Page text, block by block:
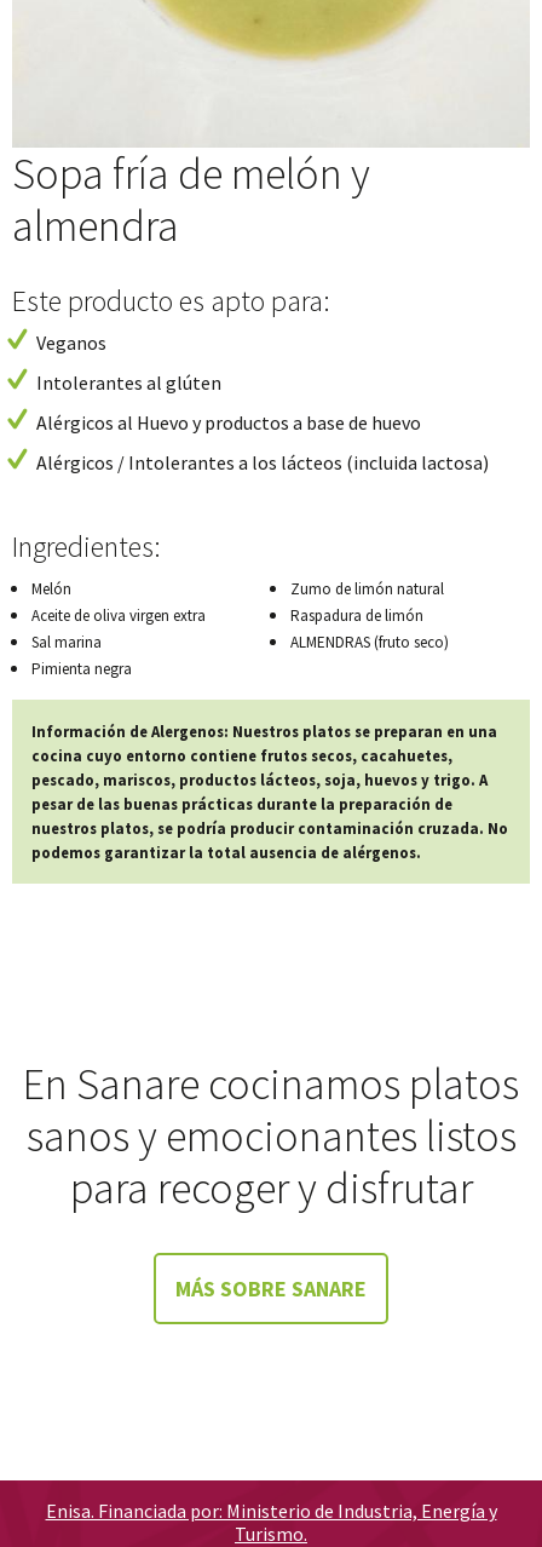
Sopa fría de melón y
almendra
Este producto es apto para:
Veganos
Intolerantes al glúten
Alérgicos al Huevo y productos a base de huevo
Alérgicos / Intolerantes a los lácteos (incluida lactosa)
Ingredientes:
Melón
Aceite de oliva virgen extra
Sal marina
Pimienta negra
Zumo de limón natural
Raspadura de limón
ALMENDRAS (fruto seco)
Información de Alergenos: Nuestros platos se preparan en una
cocina cuyo entorno contiene frutos secos, cacahuetes,
pescado, mariscos, productos lácteos, soja, huevos y trigo. A
pesar de las buenas prácticas durante la preparación de
nuestros platos, se podría producir contaminación cruzada. No
podemos garantizar la total ausencia de alérgenos.
En Sanare cocinamos platos
sanos y emocionantes listos
para recoger y disfrutar
MÁS SOBRE SANARE
Enisa. Financiada por: Ministerio de Industria, Energía y
Turismo.